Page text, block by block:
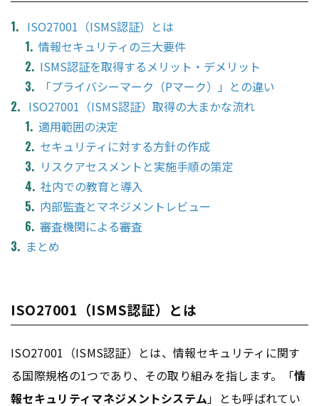
ISO27001（ISMS認証）とは
情報セキュリティの三大要件
ISMS認証を取得するメリット・デメリット
「プライバシーマーク（Pマーク）」との違い
ISO27001（ISMS認証）取得の大まかな流れ
適用範囲の決定
セキュリティに対する方針の作成
リスクアセスメントと実施手順の策定
社内での教育と導入
内部監査とマネジメントレビュー
審査機関による審査
まとめ
ISO27001（ISMS認証）とは
ISO27001（ISMS認証）とは、情報セキュリティに関す
る国際規格の1つであり、その取り組みを指します。「情
報セキュリティマネジメントシステム」とも呼ばれてい